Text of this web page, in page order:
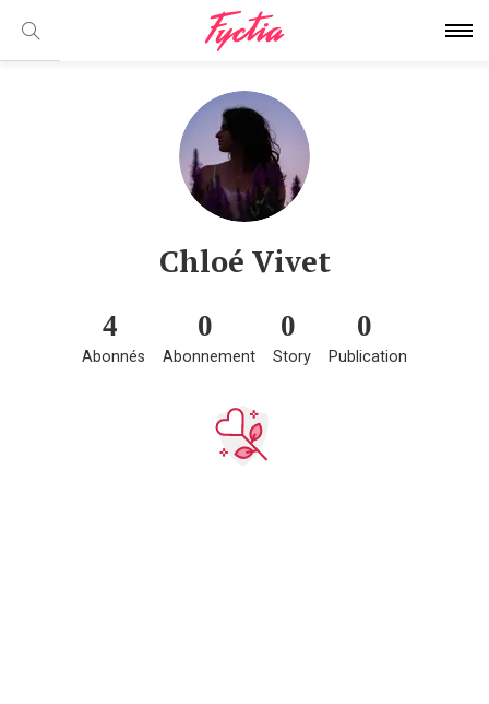
Chloé Vivet
4
Abonnés
0
Abonnement
0
Story
0
Publication